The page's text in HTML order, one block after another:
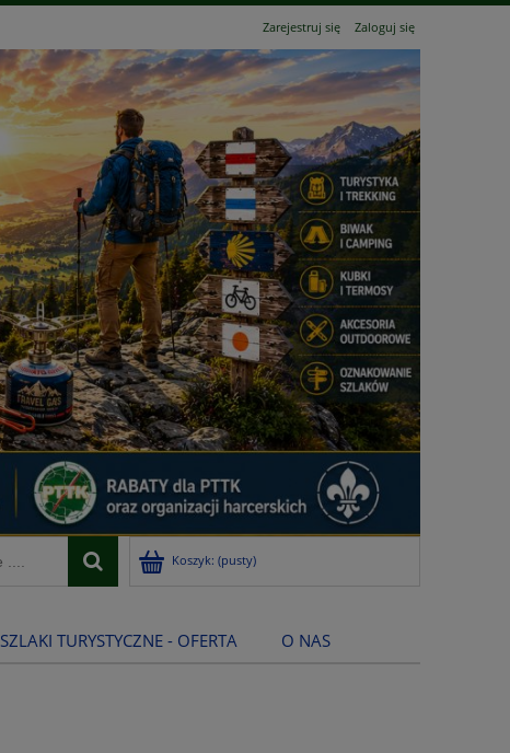
Zarejestruj się Zaloguj się
Koszyk: (pusty)
SZLAKI TURYSTYCZNE - OFERTA O NAS